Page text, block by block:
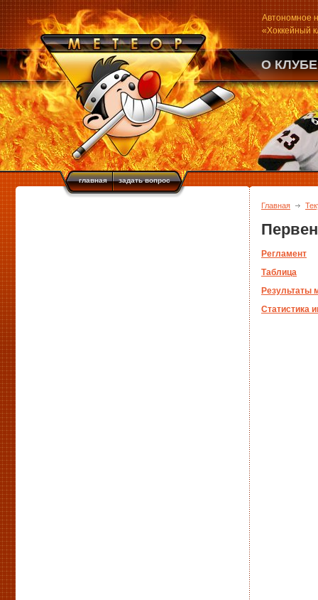
Автономное
«Хоккейный
О КЛУБЕ
главная задать вопрос
Главная
Регламент
Таблица
Результаты
Статистика